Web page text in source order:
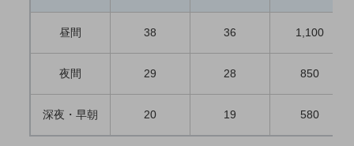
業務効率化
職場環境整備
地域共創・地方創生
昼間 38 36 1,100
夜間 29 28 850
深夜・早朝 20 19 580